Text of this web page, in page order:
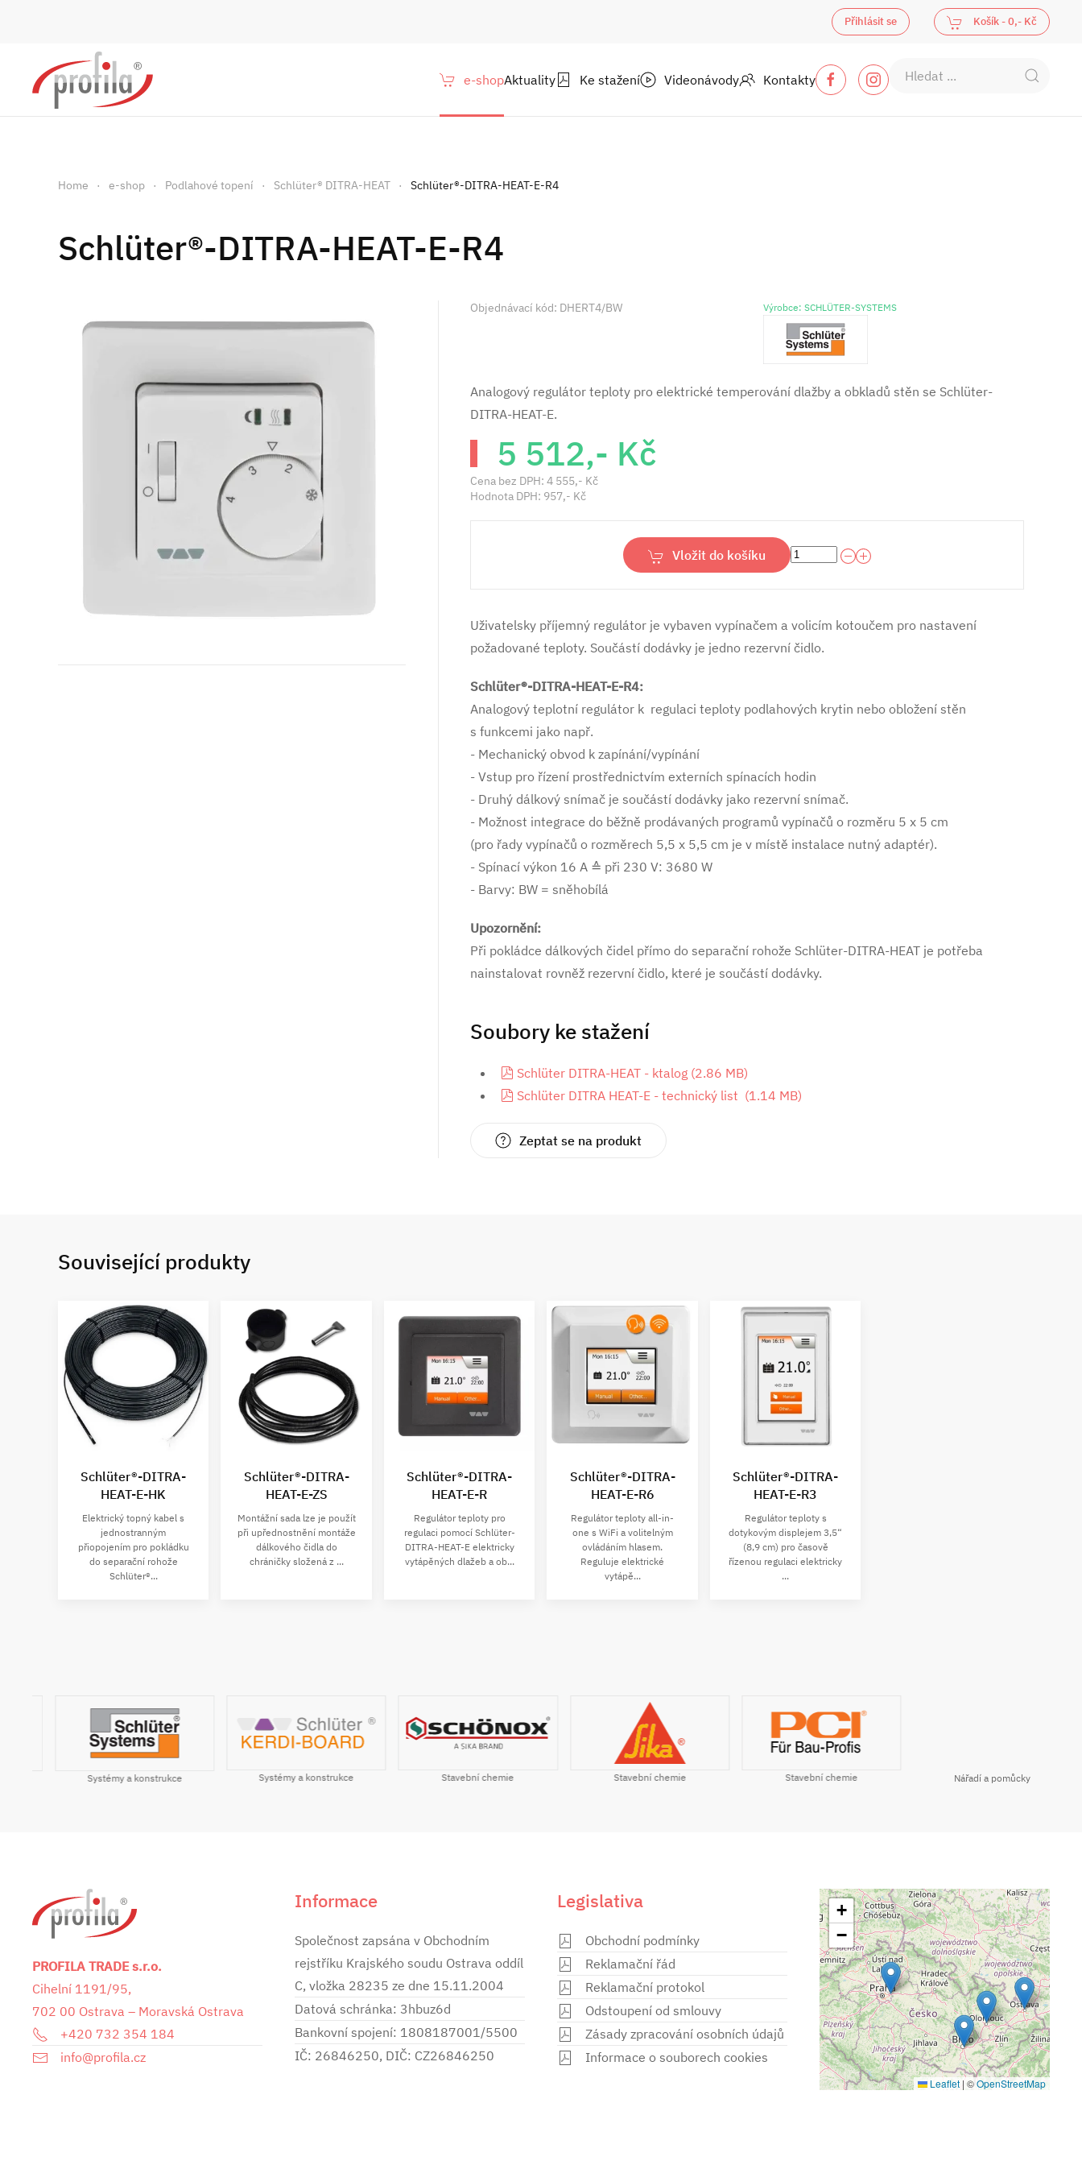
Přihlásit se Košík -0,- Kč
e-shopAktuality Ke stažení Videonávody Kontakty
Home e-shop Podlahové topení Schlüter® DITRA-HEAT Schlüter®-DITRA-HEAT-E-R4
Schlüter®-DITRA-HEAT-E-R4
Objednávací kód: DHERT4/BW Výrobce: SCHLÜTER-SYSTEMS
Analogový regulátor teploty pro elektrické temperování dlažby a obkladů stěn se Schlüter-
DITRA-HEAT-E.
5 512,- Kč
Cena bez DPH: 4 555,- Kč
Hodnota DPH: 957,- Kč
Vložit do košíku
Uživatelsky příjemný regulátor je vybaven vypínačem a volicím kotoučem pro nastavení
požadované teploty. Součástí dodávky je jedno rezervní čidlo.
Schlüter®-DITRA-HEAT-E-R4:
Analogový teplotní regulátor k regulaci teploty podlahových krytin nebo obložení stěn
s funkcemi jako např.
- Mechanický obvod k zapínání/vypínání
- Vstup pro řízení prostřednictvím externích spínacích hodin
- Druhý dálkový snímač je součástí dodávky jako rezervní snímač.
- Možnost integrace do běžně prodávaných programů vypínačů o rozměru 5 x 5 cm
(pro řady vypínačů o rozměrech 5,5 x 5,5 cm je v místě instalace nutný adaptér).
- Spínací výkon 16 A ≙ při 230 V: 3680 W
- Barvy: BW = sněhobílá
Upozornění:
Při pokládce dálkových čidel přímo do separační rohože Schlüter-DITRA-HEAT je potřeba
nainstalovat rovněž rezervní čidlo, které je součástí dodávky.
Soubory ke stažení
pdf
Schlüter DITRA-HEAT - ktalog (2.86 MB)
pdf
Schlüter DITRA HEAT-E - technický list (1.14 MB)
Zeptat se na produkt
Související produkty
Schlüter®-DITRA-
HEAT-E-HK
Elektrický topný kabel s
jednostranným
přiopojením pro pokládku
do separační rohože
Schlüter®...
Schlüter®-DITRA-
HEAT-E-ZS
Montážní sada lze je použít
při upřednostnění montáže
dálkového čidla do
chráničky složená z ...
Schlüter®-DITRA-
HEAT-E-R
Regulátor teploty pro
regulaci pomocí Schlüter-
DITRA-HEAT-E elektricky
vytápěných dlažeb a ob...
Schlüter®-DITRA-
HEAT-E-R6
Regulátor teploty all-in-
one s WiFi a volitelným
ovládáním hlasem.
Reguluje elektrické
vytápě...
Schlüter®-DITRA-
HEAT-E-R3
Regulátor teploty s
dotykovým displejem 3,5“
(8,9 cm) pro časově
řízenou regulaci elektricky
...
Systémy a konstrukce Systémy a konstrukce Stavební chemie Stavební chemie Stavební chemie Nářadí a pomůcky
PROFILA TRADE s.r.o.
Cihelní 1191/95,
702 00 Ostrava – Moravská Ostrava
+420 732 354 184
info@profila.cz
Informace
Společnost zapsána v Obchodním
rejstříku Krajského soudu Ostrava oddíl
C, vložka 28235 ze dne 15.11.2004
Datová schránka: 3hbuz6d
Bankovní spojení: 1808187001/5500
IČ: 26846250, DIČ: CZ26846250
Legislativa
Obchodní podmínky
Reklamační řád
Reklamační protokol
Odstoupení od smlouvy
Zásady zpracování osobních údajů
Informace o souborech cookies
+
−
Leaflet | ©OpenStreetMap